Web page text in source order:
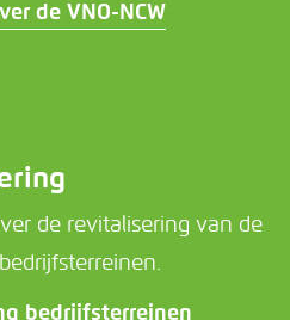
de VNO-NCW
de revitalisering van de
bedrijfsterreinen